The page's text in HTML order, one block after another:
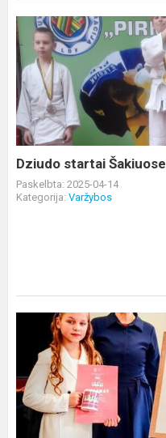
Dziudo
startai
Šakiuose
Dziudo startai Šakiuose
Paskelbta: 2025-04-14
Kategorija: Varžybos
Konkursų
maratonas
tęsiasi...